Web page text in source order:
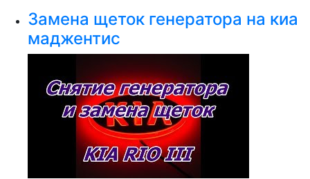
Замена щеток генератора на киа
маджентис